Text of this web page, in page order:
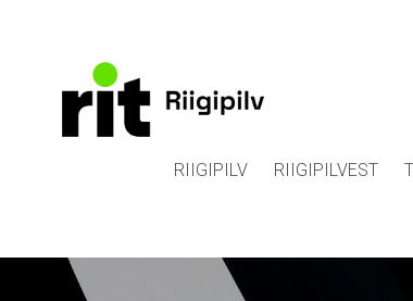
RIIGIPILV RIIGIPILVEST